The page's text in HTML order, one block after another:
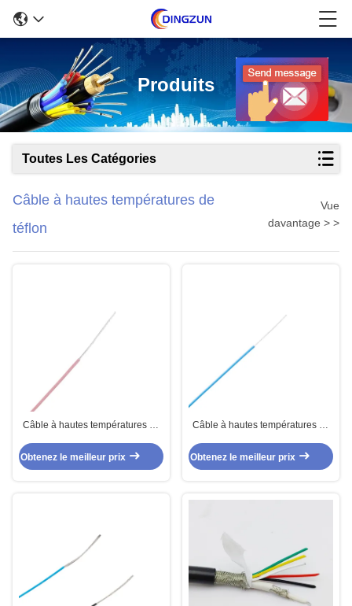
Produits
Toutes Les Catégories
Câble à hautes températures de
téflon
Vue
davantage > >
Câble à hautes températures de
Obtenez le meilleur prix
Câble à hautes températures de
Obtenez le meilleur prix